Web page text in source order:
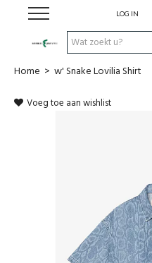
LOG IN
Nieuw
Home > w' Snake Lovilia Shirt
Voeg toe aan wishlist